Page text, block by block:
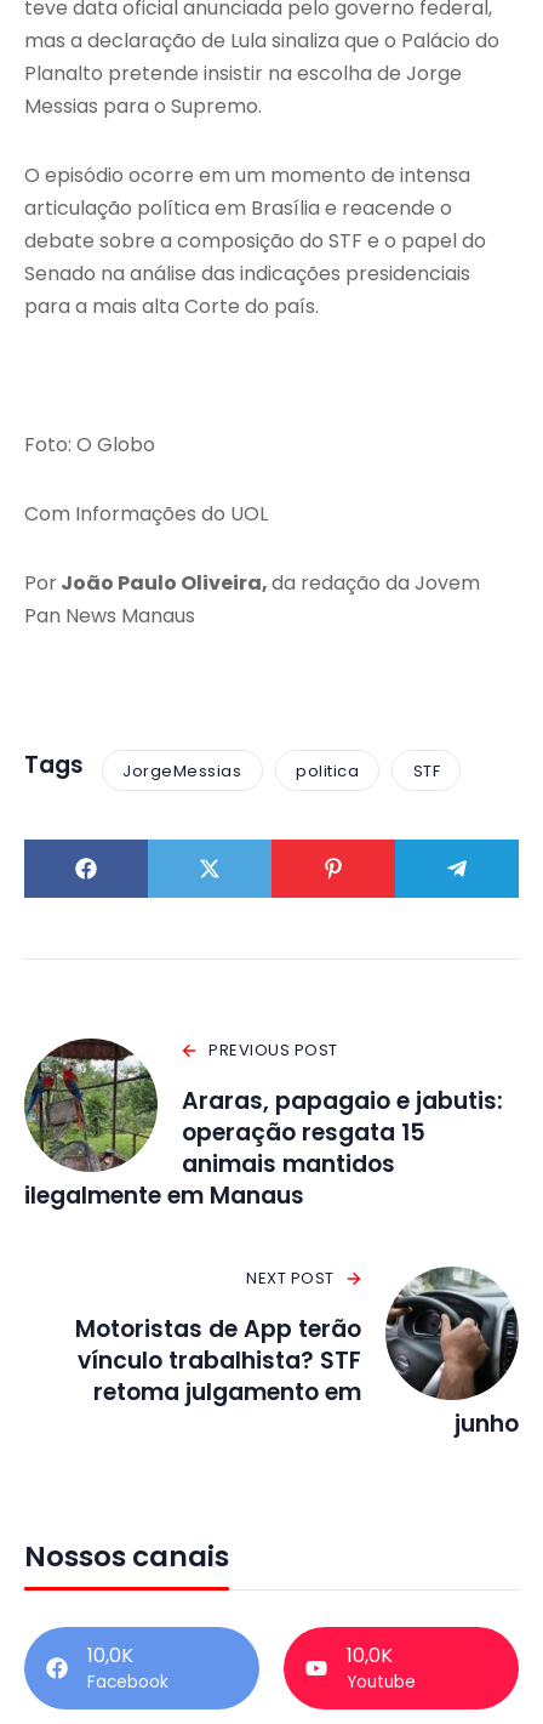
teve data oficial anunciada pelo governo federal,
mas a declaração de Lula sinaliza que o Palácio do
Planalto pretende insistir na escolha de Jorge
Messias para o Supremo.
O episódio ocorre em um momento de intensa
articulação política em Brasília e reacende o
debate sobre a composição do STF e o papel do
Senado na análise das indicações presidenciais
para a mais alta Corte do país.
Foto: O Globo
Com Informações do UOL
PorJoão Paulo Oliveira,da redação da Jovem
Pan News Manaus
Tags JorgeMessias politica STF
PREVIOUS POST
Araras, papagaio e jabutis:
operação resgata 15
animais mantidos
ilegalmente em Manaus
NEXT POST
Motoristas de App terão
vínculo trabalhista? STF
retoma julgamento em
junho
Nossos canais
10,0K
Facebook
10,0K
Youtube